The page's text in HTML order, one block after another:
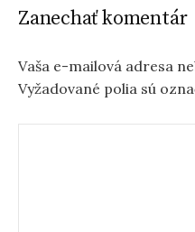
Zanechať komentár
Vaša e-mailová adresa
Vyžadované polia sú